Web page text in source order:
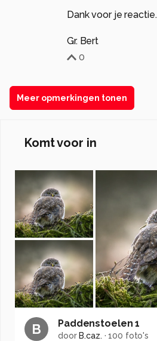
Dank voor je reactie.
Gr. Bert
0
Meer opmerkingen tonen
Komt voor in
B Paddenstoelen 1
doorB.caz. ·100 foto's